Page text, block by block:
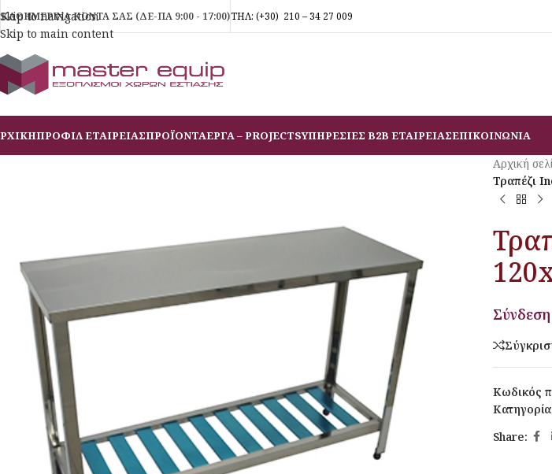
Skip to navigation
Skip to main content
ΚΑΘΗΜΕΡΙΝΑ ΚΟΝΤΑ ΣΑΣ (ΔΕ-ΠΑ 9:00 - 17:00)ΤΗΛ: (+30) 210 – 34 27 009
ΠΡΟΦΙΛ ΕΤΑΙΡΕΙΑΣΠΡΟΪΟΝΤΑΕΡΓΑ – PROJECTSΥΠΗΡΕΣΙΕΣ B2B ΕΤΑΙΡΕΙΑΣΕΠΙΚΟΙΝΩΝΙΑ
Αρχική
Τραπέζι
Σύνδεση
Κωδικός
Share: